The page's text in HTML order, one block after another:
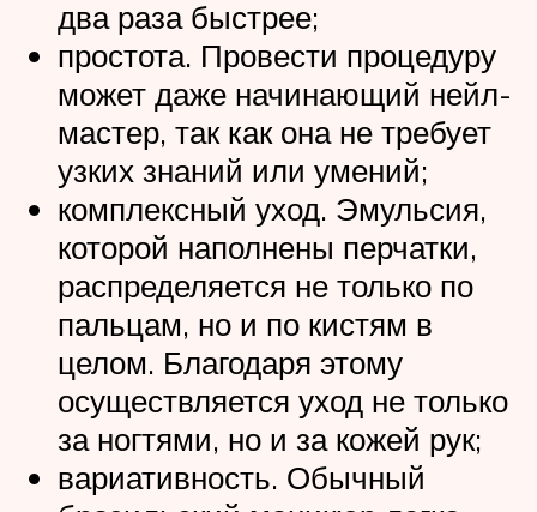
два раза быстрее;
простота. Провести процедуру
может даже начинающий нейл-
мастер, так как она не требует
узких знаний или умений;
комплексный уход. Эмульсия,
которой наполнены перчатки,
распределяется не только по
пальцам, но и по кистям в
целом. Благодаря этому
осуществляется уход не только
за ногтями, но и за кожей рук;
вариативность. Обычный